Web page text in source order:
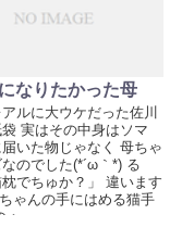
なりたかった母
ルに大ウケだった佐川
実はその中身はソマ
届いた物じゃなく 母ちゃ
のでした(*´ω｀*) る
枕でちゅか？」 違います
ゃんの手にはめる猫手
...